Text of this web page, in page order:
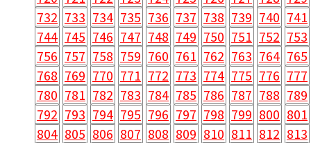
732 733 734 735 736 737 738 739 740 741
744 745 746 747 748 749 750 751 752 753
756 757 758 759 760 761 762 763 764 765
768 769 770 771 772 773 774 775 776 777
780 781 782 783 784 785 786 787 788 789
792 793 794 795 796 797 798 799 800 801
804 805 806 807 808 809 810 811 812 813